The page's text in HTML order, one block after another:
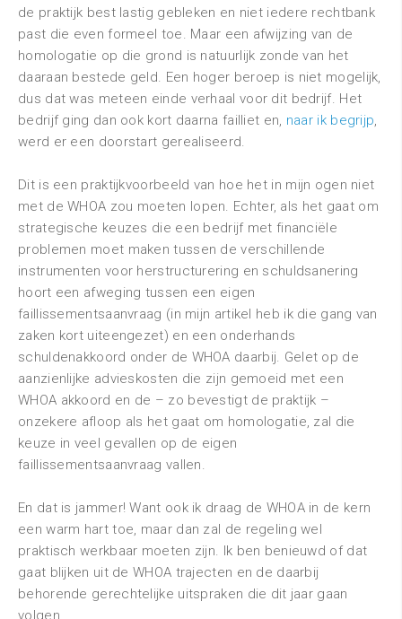
de praktijk best lastig gebleken en niet iedere rechtbank
past die even formeel toe. Maar een afwijzing van de
homologatie op die grond is natuurlijk zonde van het
daaraan bestede geld. Een hoger beroep is niet mogelijk,
dus dat was meteen einde verhaal voor dit bedrijf. Het
bedrijf ging dan ook kort daarna failliet en, naar ik begrijp,
werd er een doorstart gerealiseerd.
Dit is een praktijkvoorbeeld van hoe het in mijn ogen niet
met de WHOA zou moeten lopen. Echter, als het gaat om
strategische keuzes die een bedrijf met financiële
problemen moet maken tussen de verschillende
instrumenten voor herstructurering en schuldsanering
hoort een afweging tussen een eigen
faillissementsaanvraag (in mijn artikel heb ik die gang van
zaken kort uiteengezet) en een onderhands
schuldenakkoord onder de WHOA daarbij. Gelet op de
aanzienlijke advieskosten die zijn gemoeid met een
WHOA akkoord en de – zo bevestigt de praktijk –
onzekere afloop als het gaat om homologatie, zal die
keuze in veel gevallen op de eigen
faillissementsaanvraag vallen.
En dat is jammer! Want ook ik draag de WHOA in de kern
een warm hart toe, maar dan zal de regeling wel
praktisch werkbaar moeten zijn. Ik ben benieuwd of dat
gaat blijken uit de WHOA trajecten en de daarbij
behorende gerechtelijke uitspraken die dit jaar gaan
volgen.